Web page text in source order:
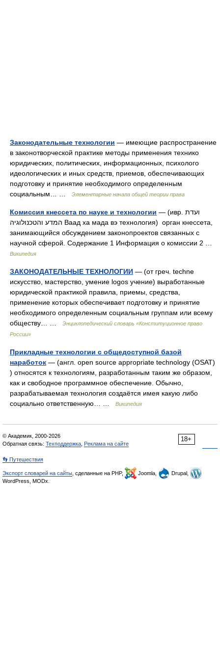
Законодательные технологии — имеющие распространение
в законотворческой практике методы применения технико
юридических, политических, информационных, психолого
идеологических и иных средств, приемов, обеспечивающих
подготовку и принятие необходимого определенным
социальным… …
Элементарные начала общей теории права
Комиссия кнессета по науке и технологии — (ивр. ועדת
המדע והטכנולוגיה‎ Ваад ха мада вэ технология) орган кнессета,
занимающийся обсуждением законопроектов связанных с
научной сферой. Содержание 1 Информация о комиссии 2 …
Википедия
ЗАКОНОДАТЕЛЬНЫЕ ТЕХНОЛОГИИ — (от греч. techne
искусство, мастерство, умение logos учение) выработанные
юридической практикой правила, приемы, средства,
применение которых обеспечивает подготовку и принятие
необходимого определенным социальным группам или всему
обществу… …
Энциклопедический словарь «Конституционное право
России»
Прикладные технологии с общедоступной базой
наработок — (англ. open source appropriate technology (OSAT)
) относятся к технологиям, разработанным таким же образом,
как и свободное программное обеспечение. Обычно,
разрабатываемая технология создаётся имея какую либо
социально ответственную… …
Википедия
18+
© Академик, 2000-2026
Обратная связь: Техподдержка Реклама на сайте
👣 Путешествия
Экспорт словарей на сайты , сделанные на PHP, Joomla,
Drupal,
WordPress, MODx.